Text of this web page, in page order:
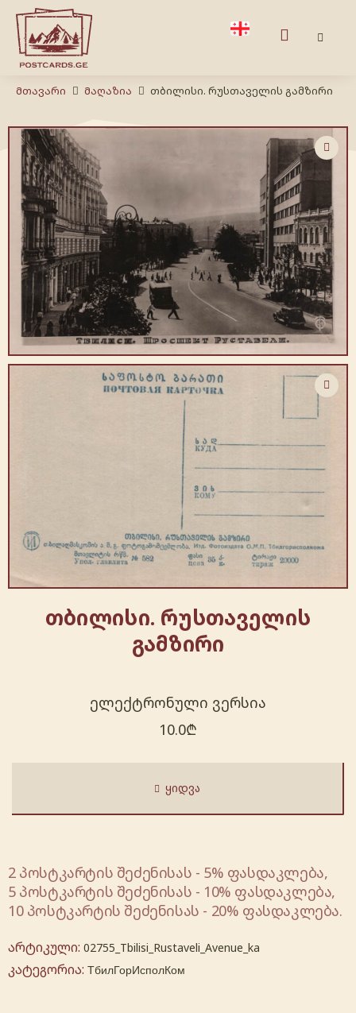
Მთავარი Მაღაზია თბილისი. რუსთაველის გამზირი
თბილისი. რუსთაველის
გამზირი
ელექტრონული ვერსია
10.0₾
ᲧᲘᲓᲕᲐ
2 პოსტკარტის შეძენისას - 5% ფასდაკლება,
5 პოსტკარტის შეძენისას - 10% ფასდაკლება,
10 პოსტკარტის შეძენისას - 20% ფასდაკლება.
არტიკული: 02755_Tbilisi_Rustaveli_Avenue_ka
კატეგორია: ТбилГорИсполКом